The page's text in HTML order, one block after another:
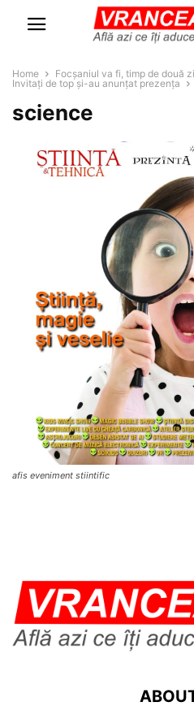
Home
Focșaniul va fi, timp de două
Invitați de top și-au anunțat prezența
science
afis eveniment stiintific